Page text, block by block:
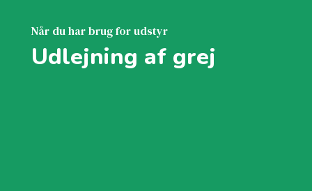
Når du har brug for udstyr
Udlejning af grej